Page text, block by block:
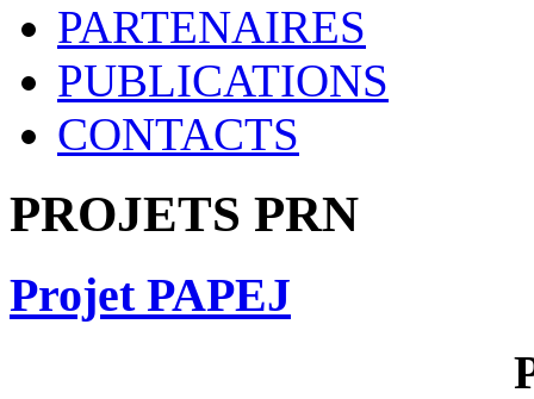
PARTENAIRES
PUBLICATIONS
CONTACTS
PROJETS PRN
Projet PAPEJ